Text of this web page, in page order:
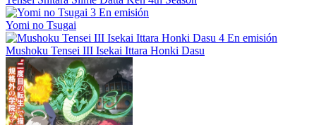
3 En emisión
Yomi no Tsugai
4 En emisión
Mushoku Tensei III Isekai Ittara Honki Dasu